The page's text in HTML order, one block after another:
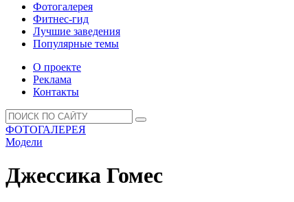
Фотогалерея
Фитнес-гид
Лучшие заведения
Популярные темы
О проекте
Реклама
Контакты
ФОТОГАЛЕРЕЯ
Модели
Джессика Гомес